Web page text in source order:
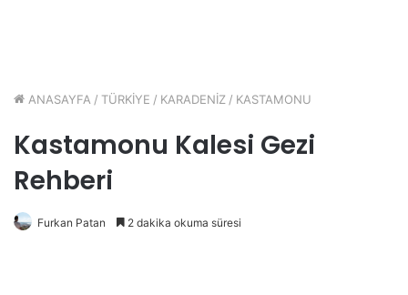
ANASAYFA / TÜRKİYE / KARADENİZ / KASTAMONU
Kastamonu Kalesi Gezi
Rehberi
Furkan Patan 2 dakika okuma süresi